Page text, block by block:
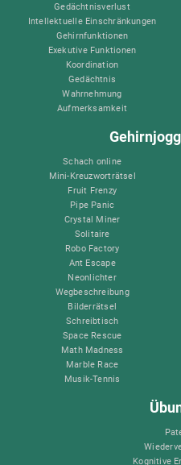
Gedächtnisverlust
Intellektuelle Einschränkungen
Gehirnfunktionen
Exekutive Funktionen
Koordination
Gedächtnis
Wahrnehmung
Aufmerksamkeit
Schach online
Mini-Kreuzworträtsel
Fruit Frenzy
Pipe Panic
Crystal Miner
Solitaire
Robo Factory
Ant Escape
Neonlichter
Wegbeschreibung
Bilderrätsel
Schreibtisch
Space Rescue
Math Madness
Marble Race
Musik-Tennis
Kognitive